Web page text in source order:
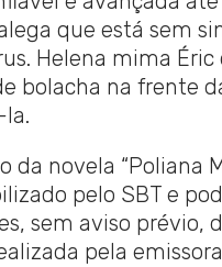
que está sem
Helena mima
bolacha na frente
la.
da novela “Poliana
pelo SBT e
sem aviso prévio,
pela